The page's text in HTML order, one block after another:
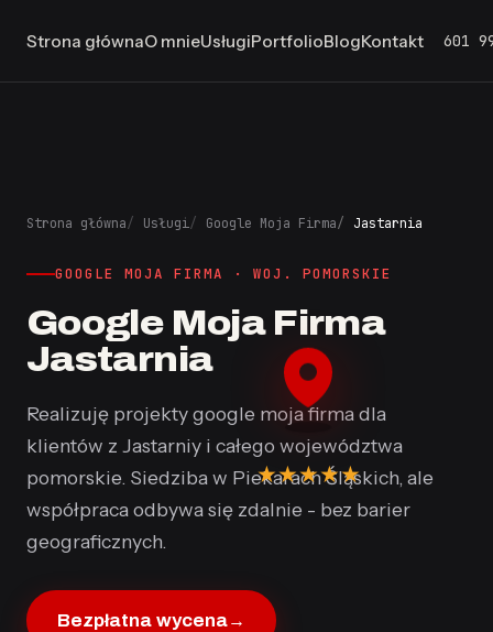
Strona głównaO mnieUsługiPortfolioBlogKontakt 601
★★★★★
Strona główna Usługi Google Moja Firma Jastarnia
GOOGLE MOJA FIRMA · WOJ. POMORSKIE
Google Moja Firma
Jastarnia
Realizuję projekty google moja firma dla
klientów z Jastarniy i całego województwa
pomorskie. Siedziba w Piekarach Śląskich, ale
współpraca odbywa się zdalnie - bez barier
geograficznych.
Bezpłatna wycena→